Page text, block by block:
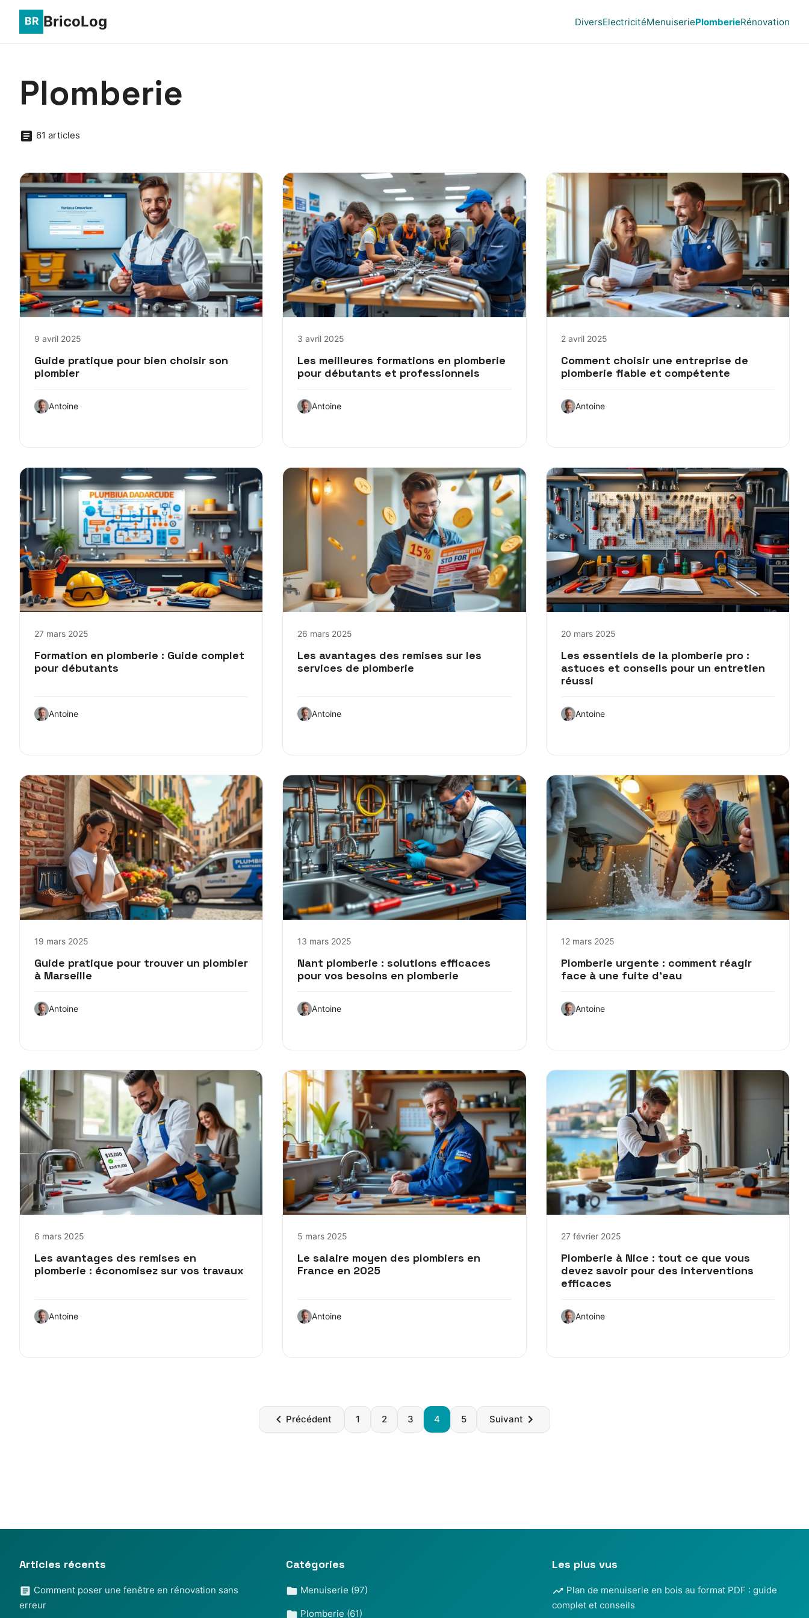
BricoLog DiversElectricitéMenuiseriePlomberieRénovation
Plomberie
61 articles
9 avril 2025
Guide pratique pour bien choisir son
plombier
Antoine
3 avril 2025
Les meilleures formations en plomberie
pour débutants et professionnels
Antoine
2 avril 2025
Comment choisir une entreprise de
plomberie fiable et compétente
Antoine
27 mars 2025
Formation en plomberie : Guide complet
pour débutants
Antoine
26 mars 2025
Les avantages des remises sur les
services de plomberie
Antoine
20 mars 2025
Les essentiels de la plomberie pro :
astuces et conseils pour un entretien
réussi
Antoine
19 mars 2025
Guide pratique pour trouver un plombier
à Marseille
Antoine
13 mars 2025
Nant plomberie : solutions efficaces
pour vos besoins en plomberie
Antoine
12 mars 2025
Plomberie urgente : comment réagir
face à une fuite d’eau
Antoine
6 mars 2025
Les avantages des remises en
plomberie : économisez sur vos travaux
Antoine
5 mars 2025
Le salaire moyen des plombiers en
France en 2025
Antoine
27 février 2025
Plomberie à Nice : tout ce que vous
devez savoir pour des interventions
efficaces
Antoine
Pagination
Précédent 1 2 3 4 5 Suivant
Articles récents
Comment poser une fenêtre en rénovation sans
erreur
Catégories
Menuiserie (97)
Plomberie (61)
Les plus vus
Plan de menuiserie en bois au format PDF : guide
complet et conseils